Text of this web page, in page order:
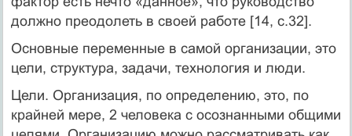
должно преодолеть в своей работе [14, c.32].
Основные переменные в самой организации, это
цели, структура, задачи, технология и люди.
Цели. Организация, по определению, это, по
крайней мере, 2 человека с осознанными общими